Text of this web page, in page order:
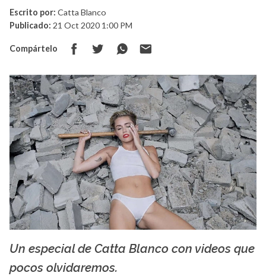
Escrito por: Catta Blanco
Publicado: 21 Oct 2020 1:00 PM
Compártelo
Un especial de Catta Blanco con videos que
pocos olvidaremos.